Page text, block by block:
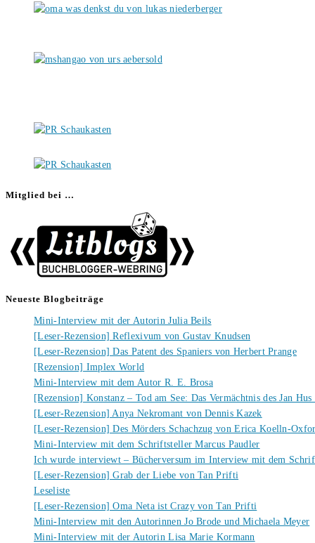
Mitglied bei …
Neueste Blogbeiträge
Mini-Interview mit der Autorin Julia Beils
[Leser-Rezension] Reflexivum von Gustav Knudsen
[Leser-Rezension] Das Patent des Spaniers von Herbert Prange
[Rezension] Implex World
Mini-Interview mit dem Autor R. E. Brosa
[Rezension] Konstanz – Tod am See: Das Vermächtnis des Jan
[Leser-Rezension] Anya Nekromant von Dennis Kazek
[Leser-Rezension] Des Mörders Schachzug von Erica Koelln-
Mini-Interview mit dem Schriftsteller Marcus Paudler
Ich wurde interviewt – Bücherversum im Interview mit dem
[Leser-Rezension] Grab der Liebe von Tan Prifti
Leseliste
[Leser-Rezension] Oma Neta ist Crazy von Tan Prifti
Mini-Interview mit den Autorinnen Jo Brode und Michaela Meyer
Mini-Interview mit der Autorin Lisa Marie Kormann